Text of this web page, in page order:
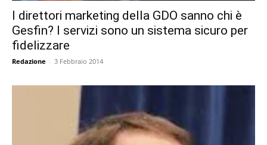
I direttori marketing della GDO sanno chi è
Gesfin? I servizi sono un sistema sicuro per
fidelizzare
Redazione - 3 Febbraio 2014